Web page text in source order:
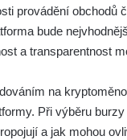
provádění
bude
a transparentnost
na
Při výběru
a jak mohou